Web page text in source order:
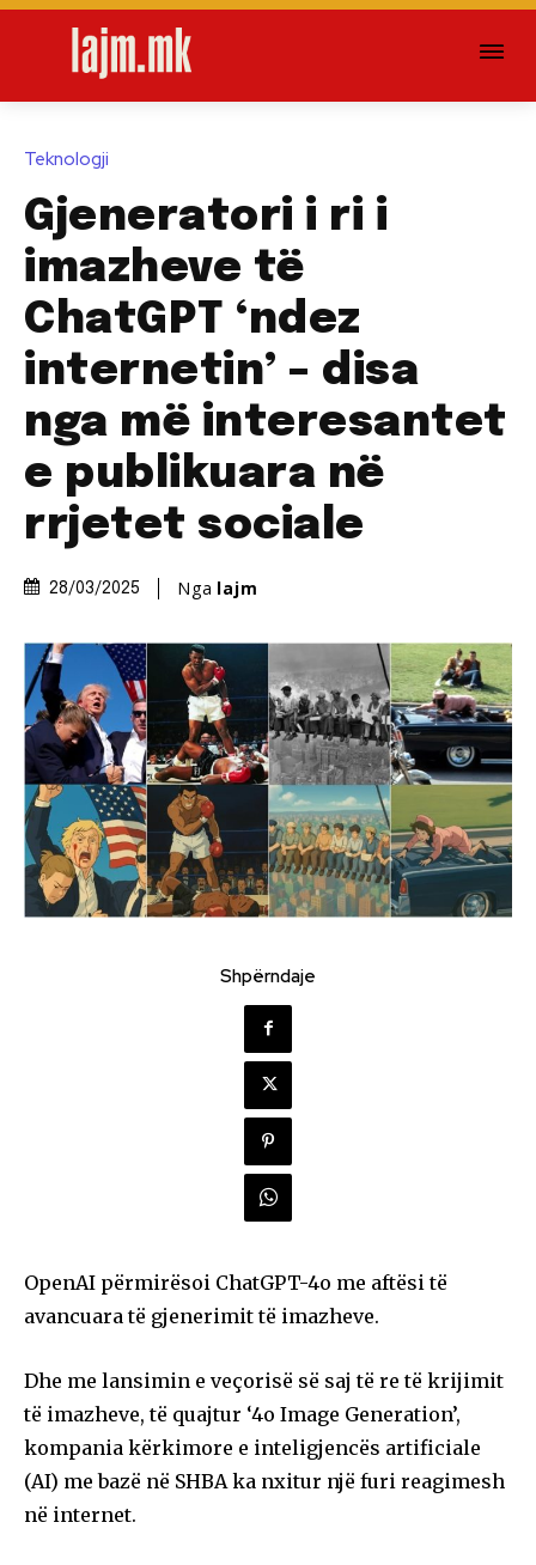
Teknologji
Gjeneratori i ri i
imazheve të
ChatGPT ‘ndez
internetin’ – disa
nga më interesantet
e publikuara në
rrjetet sociale
28/03/2025 Nga lajm
Shpërndaje
OpenAI përmirësoi ChatGPT-4o me aftësi të
avancuara të gjenerimit të imazheve.
Dhe me lansimin e veçorisë së saj të re të krijimit
të imazheve, të quajtur ‘4o Image Generation’,
kompania kërkimore e inteligjencës artificiale
(AI) me bazë në SHBA ka nxitur një furi reagimesh
në internet.